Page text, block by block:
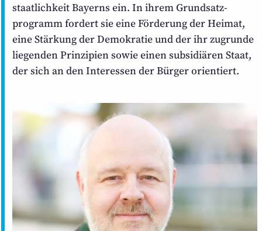
staatlichkeit Bayerns ein. In ihrem Grundsatz­
programm fordert sie eine Förderung der Heimat,
eine Stärkung der Demokratie und der ihr zugrunde
liegenden Prinzipien sowie einen subsidiären Staat,
der sich an den Interessen der Bürger orientiert.